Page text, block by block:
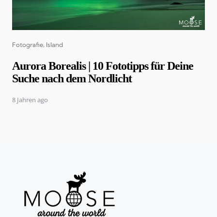
Categories
Fotografie Island
Aurora Borealis | 10 Fototipps für Deine
Suche nach dem Nordlicht
8 Jahren ago